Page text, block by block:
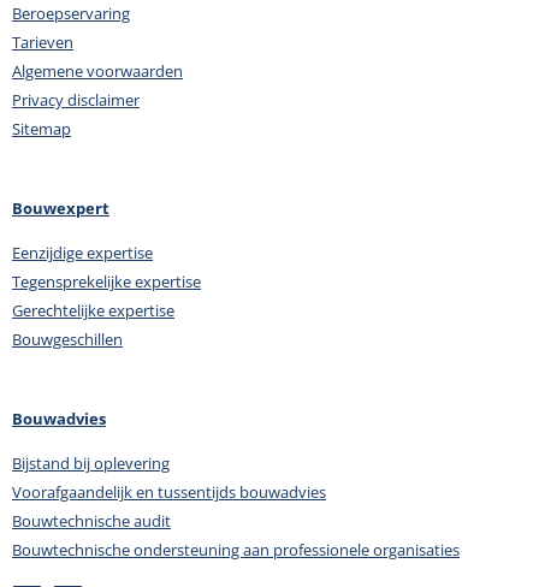
Beroepservaring
Tarieven
Algemene voorwaarden
Privacy disclaimer
Sitemap
Bouwexpert
Eenzijdige expertise
Tegensprekelijke expertise
Gerechtelijke expertise
Bouwgeschillen
Bouwadvies
Bijstand bij oplevering
Voorafgaandelijk en tussentijds bouwadvies
Bouwtechnische audit
Bouwtechnische ondersteuning aan professionele organisaties